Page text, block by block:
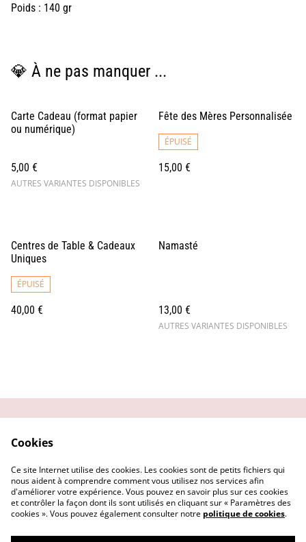
Poids : 140 gr
💎 À ne pas manquer ...
Carte Cadeau (format papier
ou numérique)
5,00 €
AUTRES VARIANTES DISPONIBLES
Fête des Mères Personnalisée
ÉPUISÉ
15,00 €
Centres de Table & Cadeaux
Uniques
ÉPUISÉ
40,00 €
Namasté
13,00 €
AUTRES VARIANTES DISPONIBLES
confidentialité
Politique de cookies
Cookies
Ce site Internet utilise des cookies. Les cookies sont de petits fichiers qui
nous aident à comprendre comment vous utilisez nos services afin
d'améliorer votre expérience. Vous pouvez en savoir plus sur ces cookies
et contrôler la façon dont ils sont utilisés en cliquant sur « Paramètres des
cookies ». Vous pouvez également consulter notre politique de cookies.